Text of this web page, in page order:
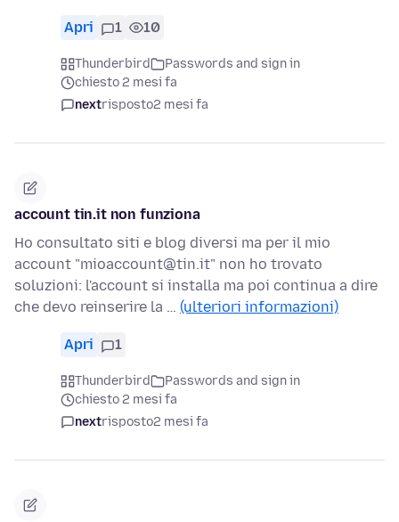
Apri 1 10
Thunderbird
Passwords and sign in
chiesto 2 mesi fa
nextrisposto2 mesi fa
account tin.it non funziona
Ho consultato siti e blog diversi ma per il mio
account "mioaccount@tin.it" non ho trovato
soluzioni: l'account si installa ma poi continua a dire
che devo reinserire la … (ulteriori informazioni)
Apri 1
Thunderbird
Passwords and sign in
chiesto 2 mesi fa
nextrisposto2 mesi fa